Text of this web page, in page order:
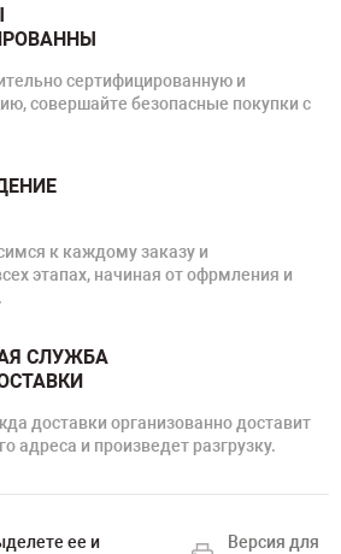
сертифицированную и
совершайте безопасные покупки с
к каждому заказу и
этапах, начиная от офрмления и
СЛУЖБА
доставки организованно доставит
адреса и произведет разгрузку.
ее и
Версия для